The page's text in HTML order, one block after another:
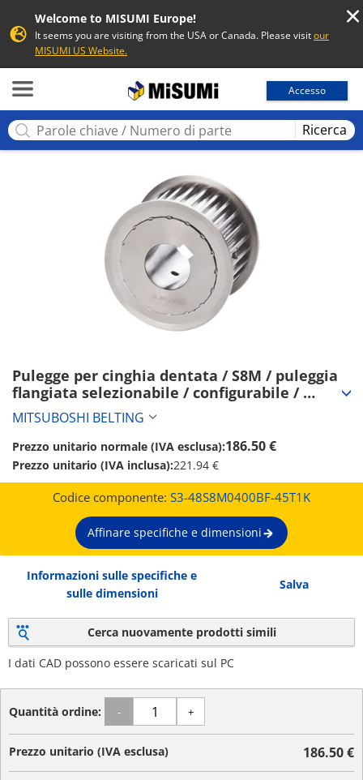
Welcome to MISUMI Europe!
It seems you are visiting from the USA or Canada. Please visitour
MISUMI US Website.
Accesso
Ricerca
Pulegge per cinghia dentata / S8M / puleggia
flangiata selezionabile / configurabile /
acciaio / brunito, nichelatura chimica /
S8M0400 (S3-48S8M0400BF-45T1K)
MITSUBOSHI BELTING
Prezzo unitario normale (IVA esclusa):186.50 €
Prezzo unitario (IVA inclusa):221.94 €
Codice componente: S3-48S8M0400BF-45T1K
Affinare specifiche e dimensioni
Informazioni sulle specifiche e
sulle dimensioni
Salva
Cerca nuovamente prodotti simili
I dati CAD possono essere scaricati sul PC
Quantità ordine: - +
Prezzo unitario (IVA esclusa) 186.50 €